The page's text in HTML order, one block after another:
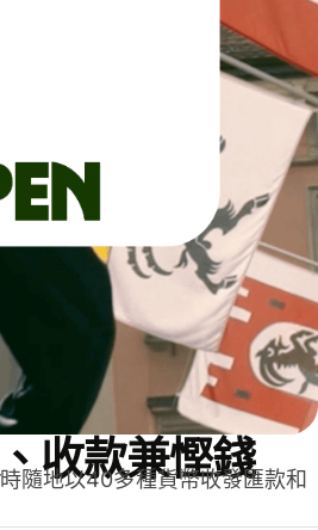
收款兼慳錢
隨地以40多種貨幣收發匯款和